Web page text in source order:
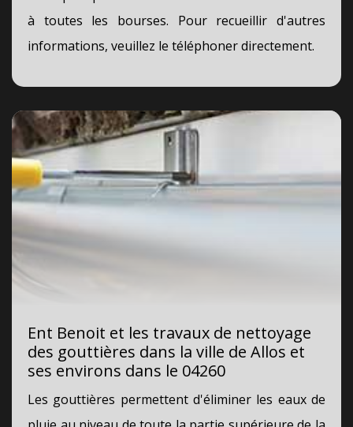
à toutes les bourses. Pour recueillir d'autres
informations, veuillez le téléphoner directement.
Ent Benoit et les travaux de nettoyage
des gouttières dans la ville de Allos et
ses environs dans le 04260
Les gouttières permettent d'éliminer les eaux de